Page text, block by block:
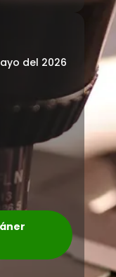
del 2026